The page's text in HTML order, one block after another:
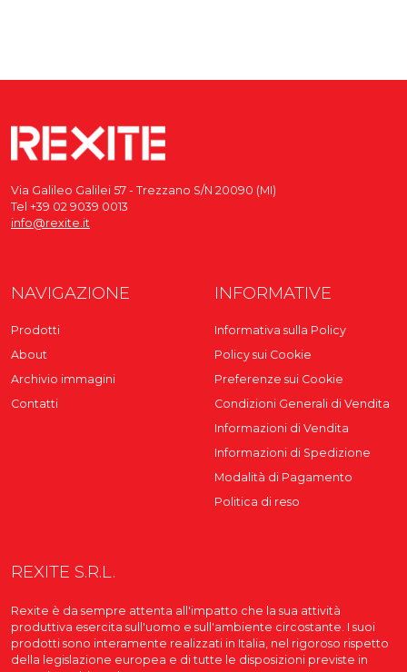
Via Galileo Galilei 57 - Trezzano S/N 20090 (MI)
Tel +39 02 9039 0013
info@rexite.it
NAVIGAZIONE
Prodotti
About
Archivio immagini
Contatti
INFORMATIVE
Informativa sulla Policy
Policy sui Cookie
Preferenze sui Cookie
Condizioni Generali di Vendita
Informazioni di Vendita
Informazioni di Spedizione
Modalità di Pagamento
Politica di reso
REXITE S.R.L.
Rexite è da sempre attenta all'impatto che la sua attività
produttiva esercita sull'uomo e sull'ambiente circostante. I suoi
prodotti sono interamente realizzati in Italia, nel rigoroso rispetto
della legislazione europea e di tutte le disposizioni previste in